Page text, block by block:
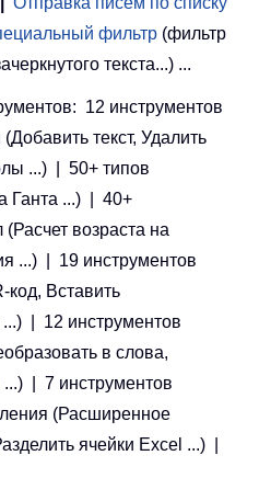
фильтр (фильтр
текста...) ...
12 инструментов
текст, Удалить
...) | 50+ типов
Ганта ...) | 40+
возраста на
...) | 19 инструментов
код, Вставить
| 12 инструментов
в слова,
| 7 инструментов
(Расширенное
ячейки Excel ...) |